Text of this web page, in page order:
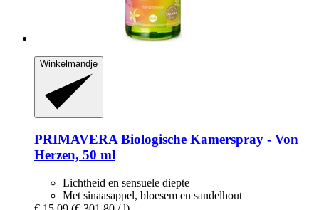
Winkelmandje
PRIMAVERA Biologische Kamerspray -​ Von
Herzen, 50 ml
Lichtheid en sensuele diepte
Met sinaasappel, bloesem en sandelhout